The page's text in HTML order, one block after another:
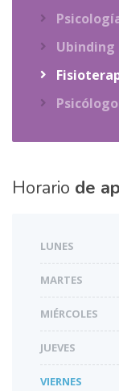
Ubinding
Horario de
LUNES
MARTES
MIÉRCOLES
JUEVES
VIERNES